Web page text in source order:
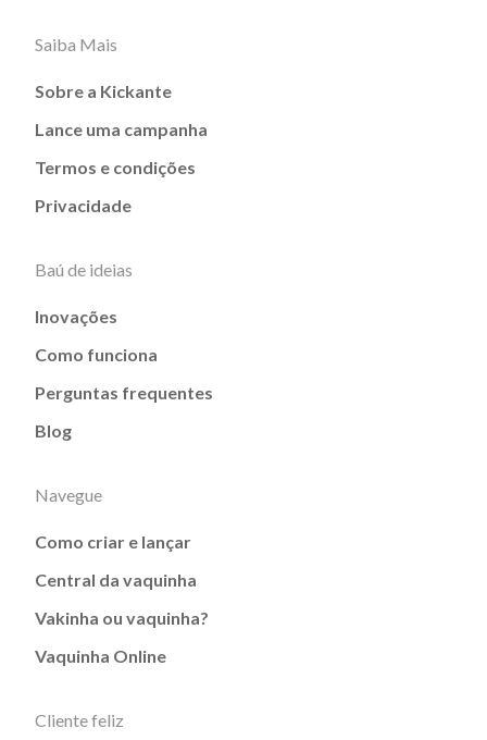
Saiba Mais
Sobre a Kickante
Lance uma campanha
Termos e condições
Privacidade
Baú de ideias
Inovações
Como funciona
Perguntas frequentes
Blog
Navegue
Como criar e lançar
Central da vaquinha
Vakinha ou vaquinha?
Vaquinha Online
Cliente feliz